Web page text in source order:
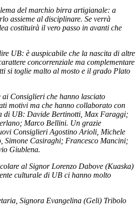
del marchio birra artigianale: a
assieme al disciplinare. Se verrà
costituirà il vero passo in avanti che
UB: è auspicabile che la nascita di altre
concorrenziale ma complementare
si toglie malto al mosto e il grado Plato
ai Consiglieri che hanno lasciato
motivi ma che hanno collaborato con
di UB: Davide Bertinotti, Max Faraggi;
Marco Bellini. Un grazie
Consiglieri Agostino Arioli, Michele
Simone Casiraghi; Francesco Mancini;
Giublena.
al Signor Lorenzo Dabove (Kuaska)
culturale di UB ci hanno molto
Signora Evangelina (Geli) Tribolo